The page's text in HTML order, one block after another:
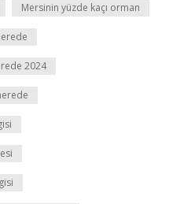
Mersinin yüzde kaçı orman
2024